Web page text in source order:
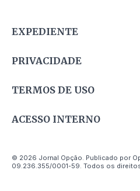
EXPEDIENTE
PRIVACIDADE
TERMOS DE USO
ACESSO INTERNO
© 2026 Jornal Opção. Publicado por
09.236.355/0001-59. Todos os